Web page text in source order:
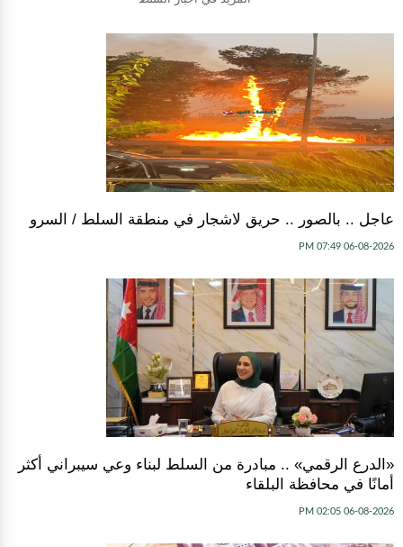
عاجل .. بالصور .. حريق لاشجار في منطقة السلط / السرو
06-08-2026 07:49 PM
«الدرع الرقمي» .. مبادرة من السلط لبناء وعي سيبراني أكثر
أمانًا في محافظة البلقاء
06-08-2026 02:05 PM